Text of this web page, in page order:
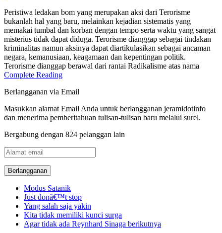
Peristiwa ledakan bom yang merupakan aksi dari Terorisme
bukanlah hal yang baru, melainkan kejadian sistematis yang
memakai tumbal dan korban dengan tempo serta waktu yang sangat
misterius tidak dapat diduga. Terorisme dianggap sebagai tindakan
kriminalitas namun aksinya dapat diartikulasikan sebagai ancaman
negara, kemanusiaan, keagamaan dan kepentingan politik.
Terorisme dianggap berawal dari rantai Radikalisme atas nama
Complete Reading
Berlangganan via Email
Masukkan alamat Email Anda untuk berlangganan jeramidotinfo
dan menerima pemberitahuan tulisan-tulisan baru melalui surel.
Bergabung dengan 824 pelanggan lain
Alamat
email
Modus Satanik
Just donâ€™t stop
Yang salah saja yakin
Kita tidak memiliki kunci surga
Agar tidak ada Reynhard Sinaga berikutnya